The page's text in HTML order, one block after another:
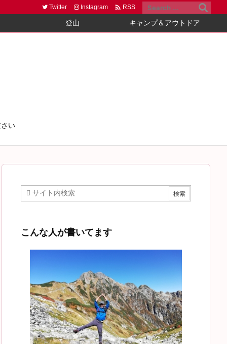
登山 キャンプ＆アウトドア
Twitter Instagram  RSS
い
こんな人が書いてます